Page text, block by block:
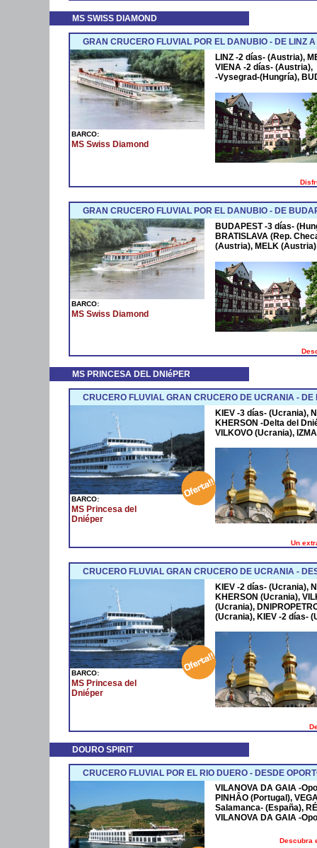
MS SWISS DIAMOND
GRAN CRUCERO FLUVIAL POR EL DANUBIO - DE LINZ
BARCO:
MS Swiss Diamond
LINZ -2 días- (Austria),
VIENA -2 días- (Austria),
-Vysegrad-(Hungría),
GRAN CRUCERO FLUVIAL POR EL DANUBIO - DE
BARCO:
MS Swiss Diamond
BUDAPEST -3 días-
BRATISLAVA (Rep.
(Austria), MELK
MS PRINCESA DEL DNIéPER
CRUCERO FLUVIAL GRAN CRUCERO DE UCRANIA -
BARCO:
MS Princesa del
Dniéper
KIEV -3 días- (Ucrania),
KHERSON -Delta del
VILKOVO (Ucrania),
Un
CRUCERO FLUVIAL GRAN CRUCERO DE UCRANIA -
BARCO:
MS Princesa del
Dniéper
KIEV -2 días- (Ucrania),
KHERSON (Ucrania),
(Ucrania),
(Ucrania), KIEV -2 días-
DOURO SPIRIT
CRUCERO FLUVIAL POR EL RIO DUERO - DESDE
VILANOVA DA GAIA -
PINHÂO (Portugal),
Salamanca- (España),
VILANOVA DA GAIA -
Descubra